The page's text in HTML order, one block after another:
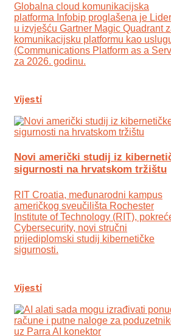
Globalna cloud komunikacijska
platforma Infobip proglašena je
u izvješću Gartner Magic Quadrant
komunikacijsku platformu kao
(Communications Platform as a
za 2026. godinu.
Vijesti
Novi američki studij iz
sigurnosti na hrvatskom tržištu
RIT Croatia, međunarodni kampus
američkog sveučilišta Rochester
Institute of Technology (RIT),
Cybersecurity, novi stručni
prijediplomski studij kibernetičke
sigurnosti.
Vijesti